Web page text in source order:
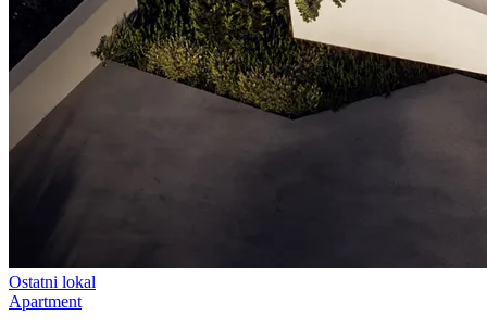
Ostatni lokal
Apartment